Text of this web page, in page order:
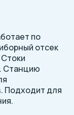
по
отсек
Станцию
Подходит для